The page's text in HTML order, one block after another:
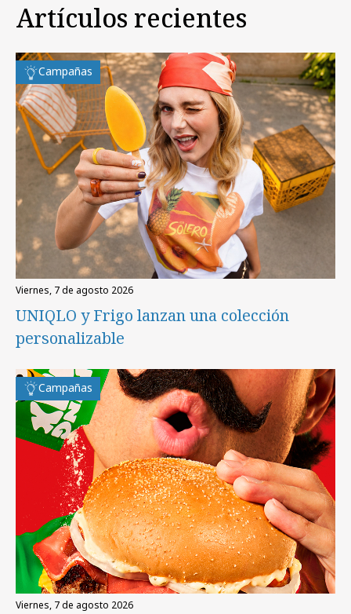
Artículos recientes
Campañas
viernes, 7 de agosto 2026
UNIQLO y Frigo lanzan una colección
personalizable
Campañas
viernes, 7 de agosto 2026